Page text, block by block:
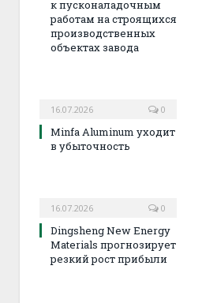
к пусконаладочным
работам на строящихся
производственных
объектах завода
16.07.2026 0
Minfa Aluminum уходит
в убыточность
16.07.2026 0
Dingsheng New Energy
Materials прогнозирует
резкий рост прибыли